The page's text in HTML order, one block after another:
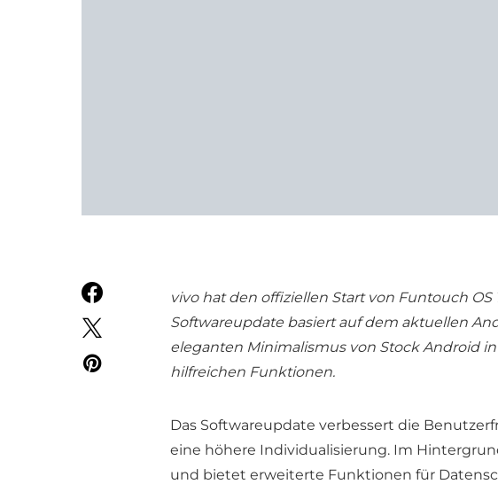
vivo hat den offiziellen Start von Funtouch
Softwareupdate basiert auf dem aktuellen
eleganten Minimalismus von Stock Android
hilfreichen Funktionen.
Das Softwareupdate verbessert die
eine höhere Individualisierung. Im
und bietet erweiterte Funktionen für